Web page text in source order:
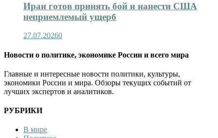
Иран готов принять бой и нанести США
неприемлемый ущерб
27.07.20260
Новости о политике, экономике России и всего мира
Главные и интересные новости политики, культуры,
экономики России и мира. Обзоры текущих событий от
лучших экспертов и аналитиков.
РУБРИКИ
В мире